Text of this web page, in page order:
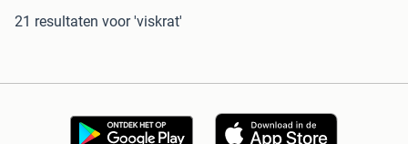
21 resultaten voor 'viskrat'